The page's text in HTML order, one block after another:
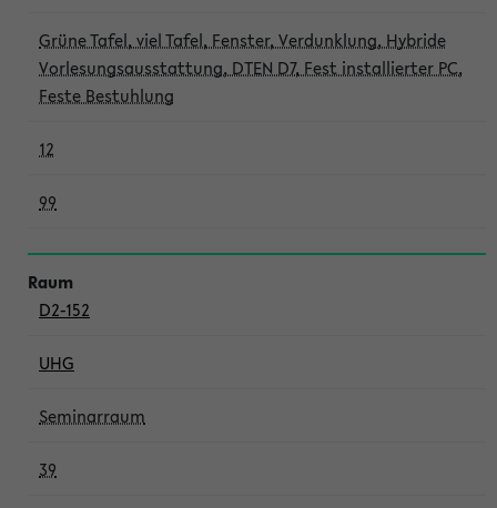
Grüne Tafel, viel Tafel, Fenster, Verdunklung, Hybride
Vorlesungsausstattung, DTEN D7, Fest installierter PC,
Feste Bestuhlung
12
99
D2-152
UHG
Seminarraum
39